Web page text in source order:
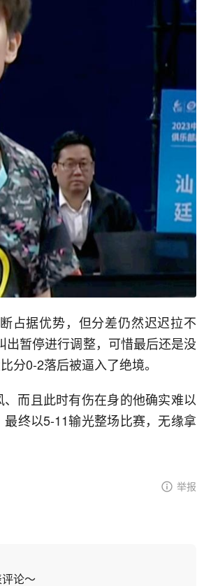
占据优势，但分差仍然迟迟拉不
暂停进行调整，可惜最后还是没
分0-2落后被逼入了绝境。
而且此时有伤在身的他确实难以
终以5-11输光整场比赛，无缘拿
举报
论～